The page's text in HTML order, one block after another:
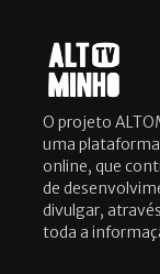
O projeto
uma
online, que
de
divulgar,
toda a